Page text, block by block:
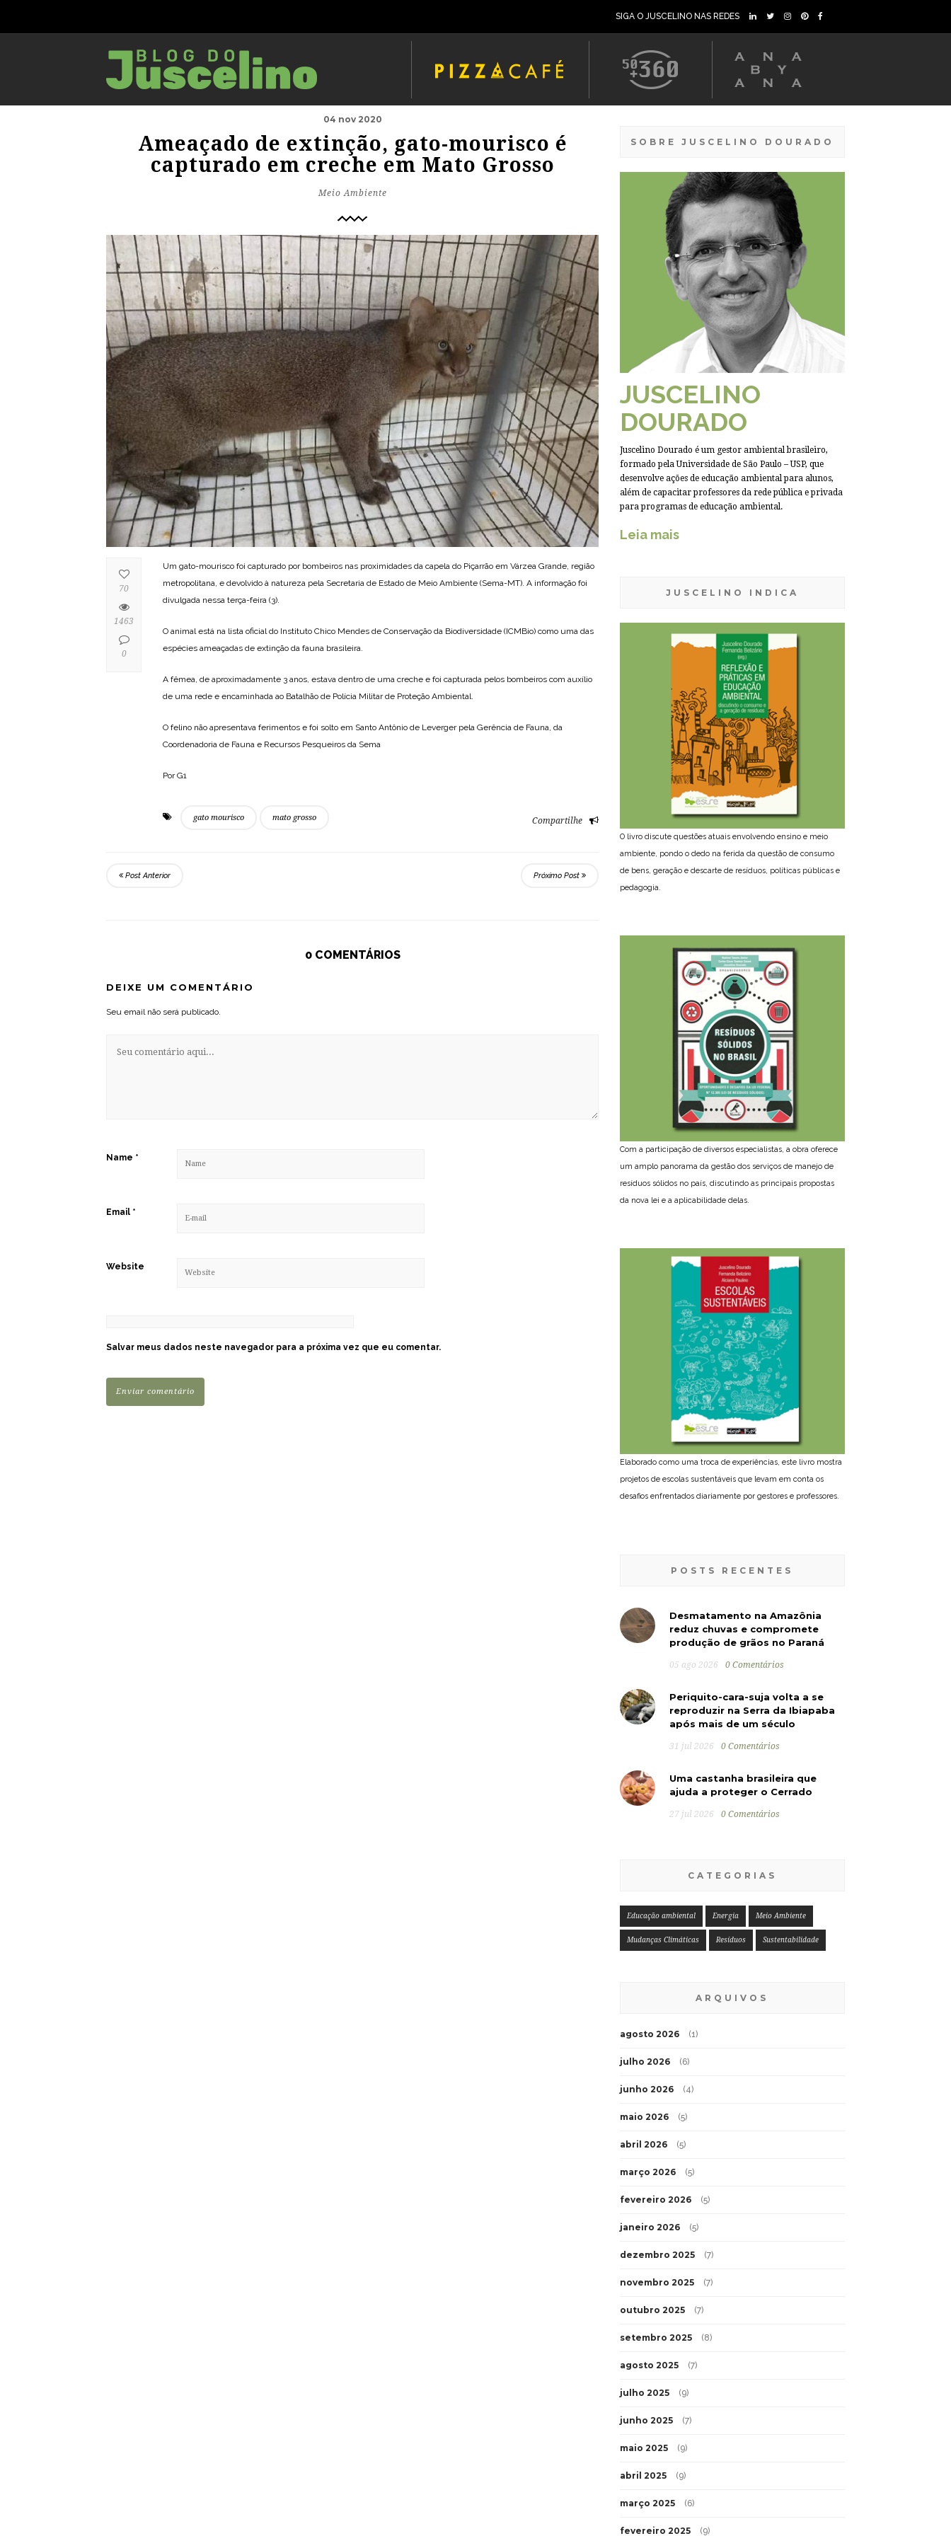
SIGA O JUSCELINO NAS REDES
04 nov 2020
Ameaçado de extinção, gato-mourisco é
capturado em creche em Mato Grosso
Meio Ambiente
Um gato-mourisco foi capturado por bombeiros nas proximidades da capela do Piçarrão em Várzea Grande, região
metropolitana, e devolvido à natureza pela Secretaria de Estado de Meio Ambiente (Sema-MT). A informação foi
divulgada nessa terça-feira (3).
O animal está na lista oficial do Instituto Chico Mendes de Conservação da Biodiversidade (ICMBio) como uma das
espécies ameaçadas de extinção da fauna brasileira.
A fêmea, de aproximadamente 3 anos, estava dentro de uma creche e foi capturada pelos bombeiros com auxílio
de uma rede e encaminhada ao Batalhão de Polícia Militar de Proteção Ambiental.
O felino não apresentava ferimentos e foi solto em Santo Antônio de Leverger pela Gerência de Fauna, da
Coordenadoria de Fauna e Recursos Pesqueiros da Sema
Por G1
gato mourisco mato grosso Compartilhe
70
1463
0
Post Anterior Próximo Post
0 COMENTÁRIOS
DEIXE UM COMENTÁRIO
Seu email não será publicado.
Name *
Email *
Website
Salvar meus dados neste navegador para a próxima vez que eu comentar.
SOBRE JUSCELINO DOURADO
JUSCELINO
DOURADO
Juscelino Dourado é um gestor ambiental brasileiro,
formado pela Universidade de São Paulo – USP, que
desenvolve ações de educação ambiental para alunos,
além de capacitar professores da rede pública e privada
para programas de educação ambiental.
Leia mais
JUSCELINO INDICA
O livro discute questões atuais envolvendo ensino e meio
ambiente, pondo o dedo na ferida da questão de consumo
de bens, geração e descarte de resíduos, políticas públicas e
pedagogia.
Com a participação de diversos especialistas, a obra oferece
um amplo panorama da gestão dos serviços de manejo de
resíduos sólidos no país, discutindo as principais propostas
da nova lei e a aplicabilidade delas.
Elaborado como uma troca de experiências, este livro mostra
projetos de escolas sustentáveis que levam em conta os
desafios enfrentados diariamente por gestores e professores.
POSTS RECENTES
Desmatamento na Amazônia
reduz chuvas e compromete
produção de grãos no Paraná
05 ago 2026 0 Comentários
Periquito-cara-suja volta a se
reproduzir na Serra da Ibiapaba
após mais de um século
31 jul 2026 0 Comentários
Uma castanha brasileira que
ajuda a proteger o Cerrado
27 jul 2026 0 Comentários
CATEGORIAS
Educação ambiental Energia Meio Ambiente
Mudanças Climáticas Resíduos Sustentabilidade
ARQUIVOS
agosto 2026 (1)
julho 2026 (6)
junho 2026 (4)
maio 2026 (5)
abril 2026 (5)
março 2026 (5)
fevereiro 2026 (5)
janeiro 2026 (5)
dezembro 2025 (7)
novembro 2025 (7)
outubro 2025 (7)
setembro 2025 (8)
agosto 2025 (7)
julho 2025 (9)
junho 2025 (7)
maio 2025 (9)
abril 2025 (9)
março 2025 (6)
fevereiro 2025 (9)